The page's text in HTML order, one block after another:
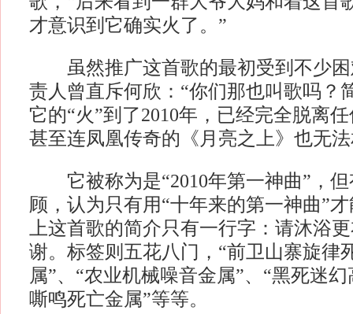
才意识到它确实火了。”
虽然推广这首歌的最初受到不少困
责人曾直斥何欣：“你们那也叫歌吗？
它的“火”到了2010年，已经完全脱离
甚至连凤凰传奇的《月亮之上》也无
它被称为是“2010年第一神曲”，但
顾，认为只有用“十年来的第一神曲”
上这首歌的简介只有一行字：请沐浴
谢。标签则五花八门，“前卫山寨旋律
属”、“农业机械噪音金属”、“黑死迷
嘶鸣死亡金属”等等。